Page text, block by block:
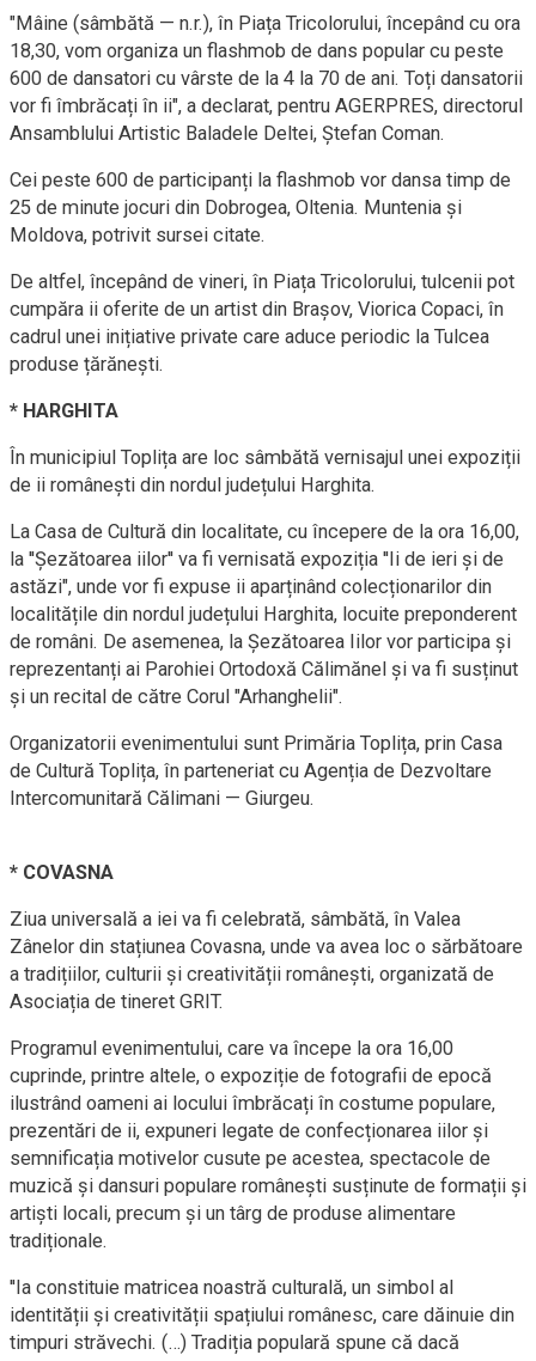
"Mâine (sâmbătă — n.r.), în Piața Tricolorului, începând cu ora
18,30, vom organiza un flashmob de dans popular cu peste
600 de dansatori cu vârste de la 4 la 70 de ani. Toți dansatorii
vor fi îmbrăcați în ii", a declarat, pentru AGERPRES, directorul
Ansamblului Artistic Baladele Deltei, Ștefan Coman.
Cei peste 600 de participanți la flashmob vor dansa timp de
25 de minute jocuri din Dobrogea, Oltenia. Muntenia și
Moldova, potrivit sursei citate.
De altfel, începând de vineri, în Piața Tricolorului, tulcenii pot
cumpăra ii oferite de un artist din Brașov, Viorica Copaci, în
cadrul unei inițiative private care aduce periodic la Tulcea
produse țărănești.
* HARGHITA
În municipiul Toplița are loc sâmbătă vernisajul unei expoziții
de ii românești din nordul județului Harghita.
La Casa de Cultură din localitate, cu începere de la ora 16,00,
la ''Șezătoarea iilor'' va fi vernisată expoziția ''Ii de ieri și de
astăzi", unde vor fi expuse ii aparținând colecționarilor din
localitățile din nordul județului Harghita, locuite preponderent
de români. De asemenea, la Șezătoarea Iilor vor participa și
reprezentanți ai Parohiei Ortodoxă Călimănel și va fi susținut
și un recital de către Corul "Arhanghelii".
Organizatorii evenimentului sunt Primăria Toplița, prin Casa
de Cultură Toplița, în parteneriat cu Agenția de Dezvoltare
Intercomunitară Călimani — Giurgeu.
* COVASNA
Ziua universală a iei va fi celebrată, sâmbătă, în Valea
Zânelor din stațiunea Covasna, unde va avea loc o sărbătoare
a tradițiilor, culturii și creativității românești, organizată de
Asociația de tineret GRIT.
Programul evenimentului, care va începe la ora 16,00
cuprinde, printre altele, o expoziție de fotografii de epocă
ilustrând oameni ai locului îmbrăcați în costume populare,
prezentări de ii, expuneri legate de confecționarea iilor și
semnificația motivelor cusute pe acestea, spectacole de
muzică și dansuri populare românești susținute de formații și
artiști locali, precum și un târg de produse alimentare
tradiționale.
''Ia constituie matricea noastră culturală, un simbol al
identității și creativității spațiului românesc, care dăinuie din
timpuri străvechi. (…) Tradiția populară spune că dacă